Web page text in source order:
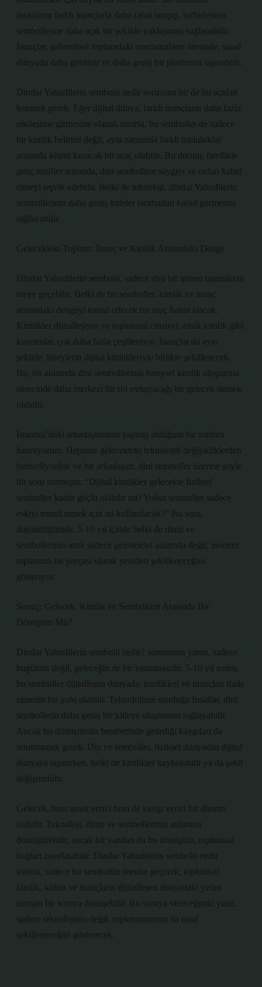
insanların farklı inançlarla daha rahat tanışıp, birbirlerinin
sembollerine daha açık bir şekilde yaklaşması sağlanabilir.
İnançlar, geleneksel toplumdaki sınırlamaların ötesinde, sanal
dünyada daha görünür ve daha geniş bir platforma taşınabilir.
Dindar Yahudilerin sembolü nedir sorusuna bir de bu açıdan
bakmak gerek. Eğer dijital dünya, farklı inançların daha fazla
etkileşime girmesine olanak tanırsa, bu semboller de sadece
bir kimlik belirtisi değil, aynı zamanda farklı topluluklar
arasında köprü kuracak bir araç olabilir. Bu durum, özellikle
genç nesiller arasında, dini sembollere saygıyı ve onları kabul
etmeyi teşvik edebilir. Belki de teknoloji, dindar Yahudilerin
sembollerinin daha geniş kitleler tarafından kabul görmesini
sağlayabilir.
Gelecekteki Toplum: İnanç ve Kimlik Arasındaki Denge
Dindar Yahudilerin sembolü, sadece dini bir anlam taşımaktan
öteye geçebilir. Belki de bu semboller, kimlik ve inanç
arasındaki dengeyi temsil edecek bir araç halini alacak.
Kimlikler dijitalleşiyor ve toplumsal cinsiyet, etnik kimlik gibi
kavramlar, çok daha fazla çeşitleniyor. İnançlar da aynı
şekilde, bireylerin dijital kimlikleriyle birlikte şekillenecek.
Bu, bir anlamda dini sembollerinin bireysel kimlik oluşturma
sürecinde daha merkezi bir rol oynayacağı bir gelecek demek
olabilir.
İstanbul’daki arkadaşlarımla yapmış olduğum bir sohbeti
hatırlıyorum. Hepimiz gelecekteki teknolojik değişikliklerden
bahsediyorduk ve bir arkadaşım, dini semboller üzerine şöyle
bir soru sormuştu: “Dijital kimlikler gelecekte fiziksel
semboller kadar güçlü olabilir mi? Yoksa semboller sadece
eskiyi temsil etmek için mi kullanılacak?” Bu soru,
düşündüğümde, 5-10 yıl içinde belki de dinin ve
sembollerinin artık sadece geleneksel anlamda değil, modern
toplumun bir parçası olarak yeniden şekilleneceğini
gösteriyor.
Sonuç: Gelecek, Kimlik ve Sembolizm Arasında Bir
Dönüşüm Mü?
Dindar Yahudilerin sembolü nedir? sorusunun yanıtı, sadece
bugünün değil, geleceğin de bir yansımasıdır. 5-10 yıl sonra,
bu semboller dijitalleşen dünyada, kimlikleri ve inançları ifade
etmenin bir yolu olabilir. Teknolojinin sunduğu fırsatlar, dini
sembollerin daha geniş bir kitleye ulaşmasını sağlayabilir.
Ancak bu dönüşümün beraberinde getirdiği kaygıları da
unutmamak gerek. Din ve semboller, fiziksel dünyadan dijital
dünyaya taşınırken, belki de kimlikler kaybolabilir ya da şekil
değiştirebilir.
Gelecek, hem umut verici hem de kaygı verici bir dönem
olabilir. Teknoloji, dinin ve sembollerinin anlamını
dönüştürebilir, ancak bir yandan da bu dönüşüm, toplumsal
bağları zayıflatabilir. Dindar Yahudilerin sembolü nedir
sorusu, sadece bir sembolün ötesine geçerek, toplumsal
kimlik, kültür ve inançların dijitalleşen dünyadaki yerini
tartışan bir soruya dönüşebilir. Bu soruya vereceğimiz yanıt,
sadece teknolojinin değil, toplumumuzun da nasıl
şekilleneceğini gösterecek.